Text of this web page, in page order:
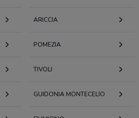
ARICCIA
POMEZIA
TIVOLI
GUIDONIA MONTECELIO